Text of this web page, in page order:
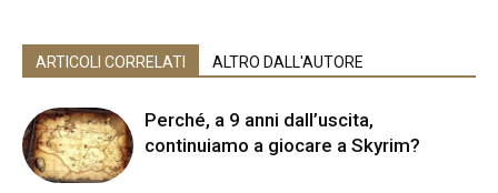
ARTICOLI CORRELATI ALTRO DALL'AUTORE
Perché, a 9 anni dall’uscita,
continuiamo a giocare a Skyrim?